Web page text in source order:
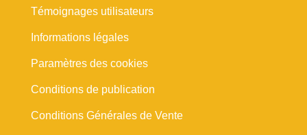
Témoignages utilisateurs
Informations légales
Paramètres des cookies
Conditions de publication
Conditions Générales de Vente